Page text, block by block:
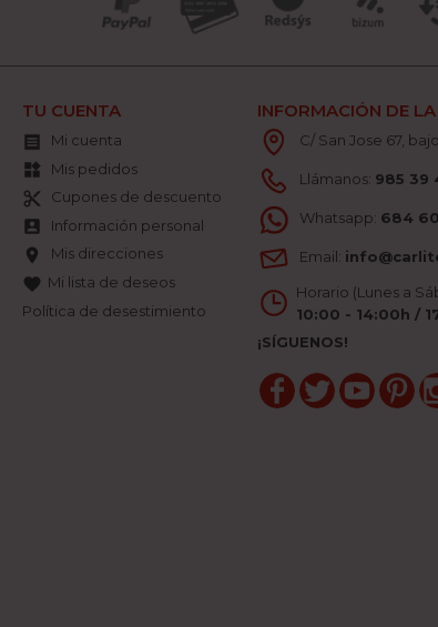
TU CUENTA
 Mi cuenta
widgets Mis pedidos
content_cut Cupones de descuento
account_box Información personal
location_on Mis direcciones
favorite Mi lista de deseos
Política de desestimiento
INFORMACIÓN DE
C/ San Jose 67,
Llámanos: 985 39
Whatsapp: 684
Email:
Horario (Lunes a
10:00 - 14:00h /
¡SÍGUENOS!
Facebook
TwitterYouTube